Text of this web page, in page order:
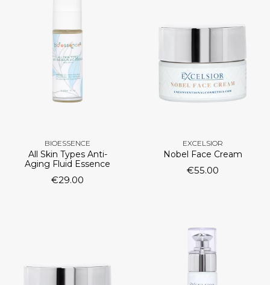
BIOESSENCE
All Skin Types Anti-
Aging Fluid Essence
€29.00
EXCELSIOR
Nobel Face Cream
€55.00